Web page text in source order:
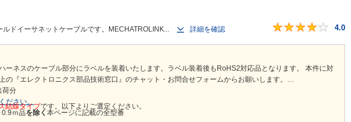
ドイーサネットケーブルです。MECHATROLINK... 詳細を確認 4.0
ーネスのケーブル部分にラベルを装着いたします。ラベル装着後もRoHS2対応品となります。 本件に対
の『エレクトロニクス部品技術窓口』のチャット・お問合せフォームからお願いします。
荷分
ださい。
ｍ品を除く 本ページに記載の全型番
結線タイプです。以下よりご選定ください。